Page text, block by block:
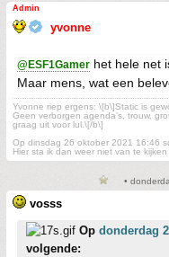
Admin
yvonne
@ESF1Gamer het hele net
Maar mens, wat een
Yvonne riep ergens: \[b\]Static is
Geen verborgen agenda's, trouw,
graag uit voor lul.\[/b\]
Op dinsdag 26 oktober 2021 16:46
Hier sta ik dan weer niet van te
•
vosss
Op donderdag
volgende: